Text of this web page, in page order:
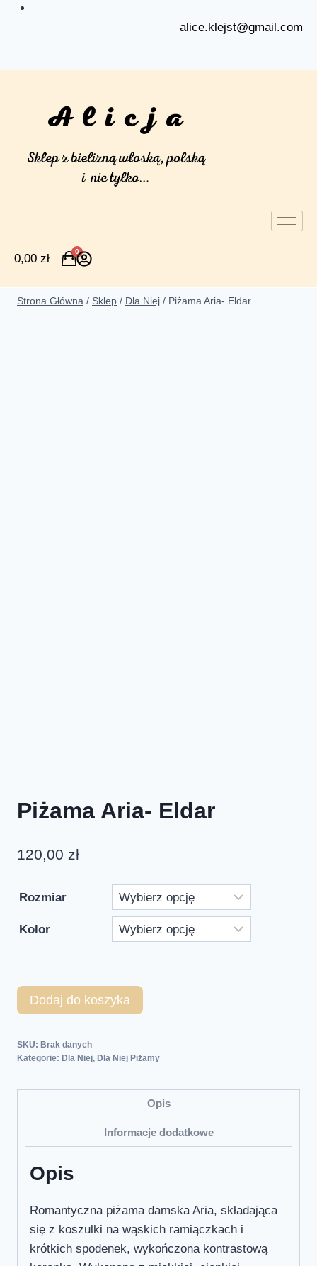
alice.klejst@gmail.com
0,00 zł
0
Strona Główna / Sklep / Dla Niej / Piżama Aria- Eldar
Piżama Aria- Eldar
120,00 zł
Rozmiar
Kolor
Dodaj do koszyka
SKU: Brak danych
Kategorie: Dla Niej, Dla Niej Piżamy
Opis
Informacje dodatkowe
Opis
Romantyczna piżama damska Aria, składająca
się z koszulki na wąskich ramiączkach i
krótkich spodenek, wykończona kontrastową